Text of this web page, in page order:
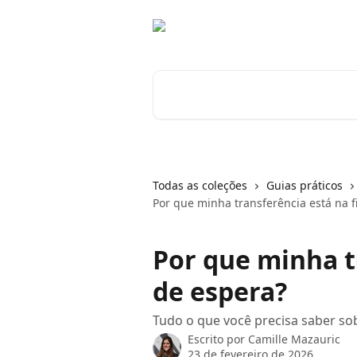
Todas as coleções Guias práticos
Por que minha transferência está na
Por que minha
de espera?
Tudo o que você precisa saber
Escrito por Camille Mazauric